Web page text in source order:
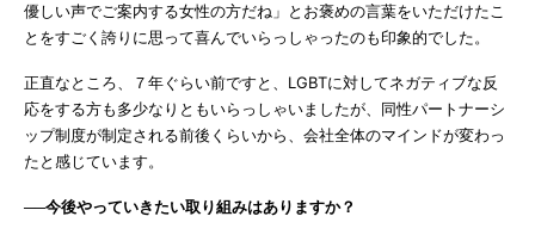
優しい声でご案内する女性の方だね」とお褒めの言葉をいただけたこ
とをすごく誇りに思って喜んでいらっしゃったのも印象的でした。
正直なところ、７年ぐらい前ですと、LGBTに対してネガティブな反
応をする方も多少なりともいらっしゃいましたが、同性パートナーシ
ップ制度が制定される前後くらいから、会社全体のマインドが変わっ
たと感じています。
──今後やっていきたい取り組みはありますか？